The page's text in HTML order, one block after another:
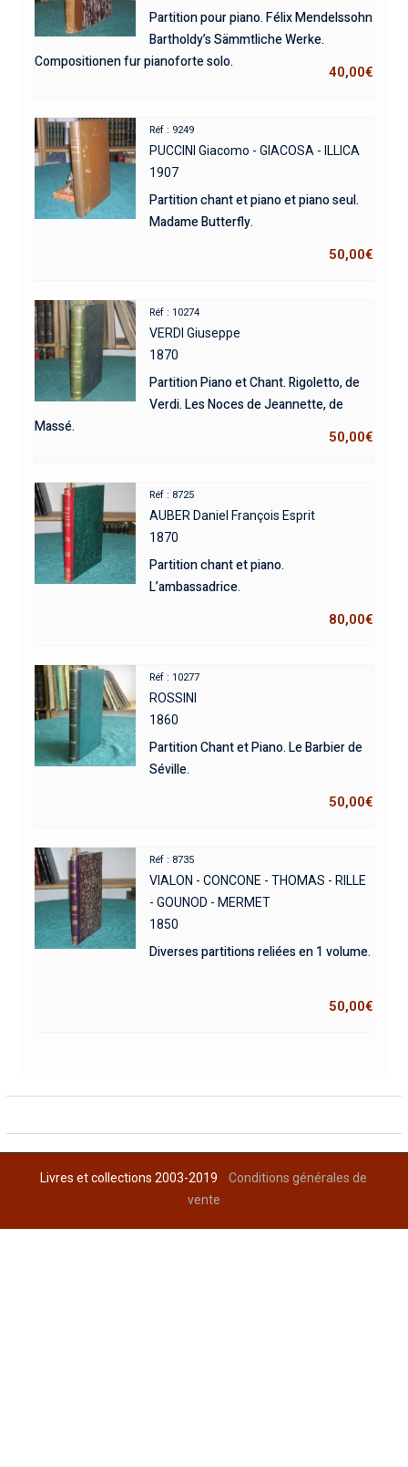
Partition pour piano. Félix Mendelssohn
Bartholdy’s Sämmtliche Werke.
Compositionen fur pianoforte solo.
40,00€
Réf : 9249
PUCCINI Giacomo - GIACOSA - ILLICA
1907
Partition chant et piano et piano seul.
Madame Butterfly.
50,00€
Réf : 10274
VERDI Giuseppe
1870
Partition Piano et Chant. Rigoletto, de
Verdi. Les Noces de Jeannette, de
Massé.
50,00€
Réf : 8725
AUBER Daniel François Esprit
1870
Partition chant et piano.
L’ambassadrice.
80,00€
Réf : 10277
ROSSINI
1860
Partition Chant et Piano. Le Barbier de
Séville.
50,00€
Réf : 8735
VIALON - CONCONE - THOMAS - RILLE
- GOUNOD - MERMET
1850
Diverses partitions reliées en 1 volume.
50,00€
Livres et collections 2003-2019Conditions générales de
vente